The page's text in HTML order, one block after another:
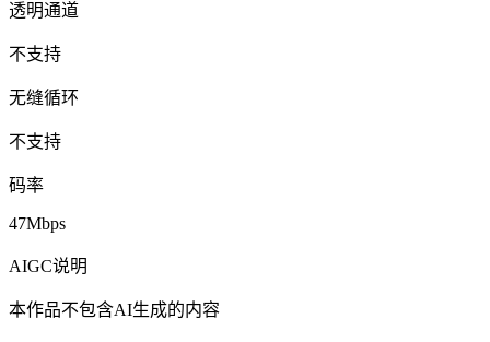
透明通道
不支持
无缝循环
不支持
码率
47Mbps
AIGC说明
本作品不包含AI生成的内容